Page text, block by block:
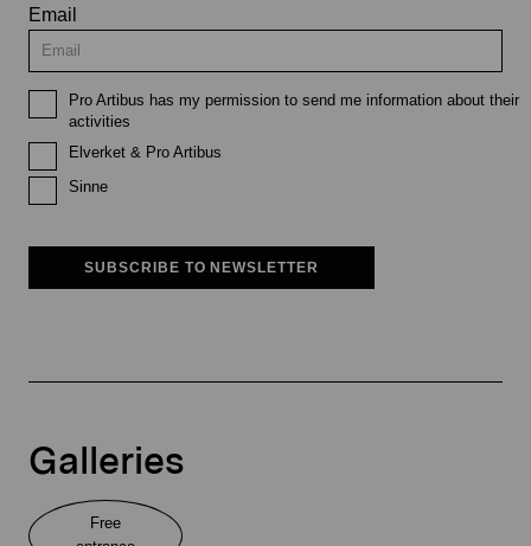
Email
Pro Artibus has my permission to send me information about their
activities
Elverket & Pro Artibus
Sinne
SUBSCRIBE TO NEWSLETTER
Galleries
Free